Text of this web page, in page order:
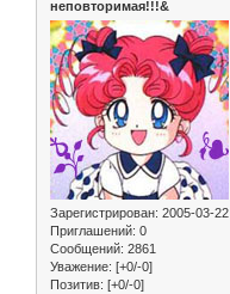
неповторимая!!!&
Зарегистрирован: 2005-03-22
Приглашений: 0
Сообщений: 2861
Уважение: [+0/-0]
Позитив: [+0/-0]